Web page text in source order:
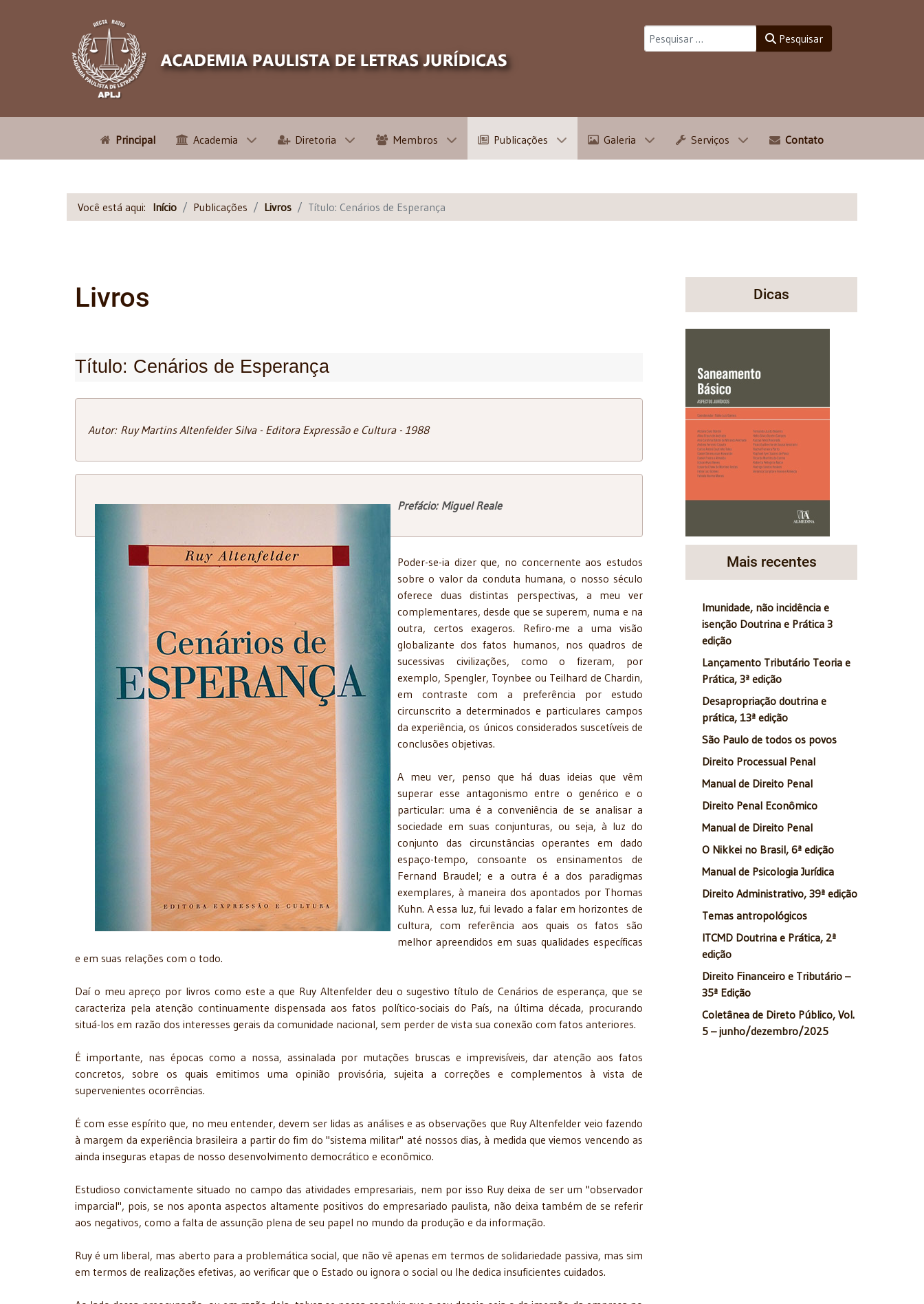
Pesquisar
Principal Academia Diretoria Membros Publicações Galeria Serviços Contato
Você está aqui: Início Publicações Livros Título: Cenários de Esperança
Livros
Título: Cenários de Esperança
Autor: Ruy Martins Altenfelder Silva - Editora Expressão e Cultura - 1988
Prefácio: Miguel Reale
Poder-se-ia dizer que, no concernente aos estudos
sobre o valor da conduta humana, o nosso século
oferece duas distintas perspectivas, a meu ver
complementares, desde que se superem, numa e na
outra, certos exageros. Refiro-me a uma visão
globalizante dos fatos humanos, nos quadros de
sucessivas civilizações, como o fizeram, por
exemplo, Spengler, Toynbee ou Teilhard de Chardin,
em contraste com a preferência por estudo
circunscrito a determinados e particulares campos
da experiência, os únicos considerados suscetíveis de
conclusões objetivas.
A meu ver, penso que há duas ideias que vêm
superar esse antagonismo entre o genérico e o
particular: uma é a conveniência de se analisar a
sociedade em suas conjunturas, ou seja, à luz do
conjunto das circunstâncias operantes em dado
espaço-tempo, consoante os ensinamentos de
Fernand Braudel; e a outra é a dos paradigmas
exemplares, à maneira dos apontados por Thomas
Kuhn. A essa luz, fui levado a falar em horizontes de
cultura, com referência aos quais os fatos são
melhor apreendidos em suas qualidades específicas
e em suas relações com o todo.
Daí o meu apreço por livros como este a que Ruy Altenfelder deu o sugestivo título de Cenários de esperança, que se
caracteriza pela atenção continuamente dispensada aos fatos político-sociais do País, na última década, procurando
situá-los em razão dos interesses gerais da comunida­de nacional, sem perder de vista sua conexão com fatos anteriores.
É importante, nas épocas como a nossa, assinalada por mutações bruscas e imprevisíveis, dar atenção aos fatos
concretos, sobre os quais emitimos uma opinião provisória, sujeita a correções e complementos à vista de
supervenientes ocorrências.
É com esse espírito que, no meu entender, devem ser lidas as análises e as observações que Ruy Altenfelder veio fazendo
à margem da experiência brasileira a partir do fim do "sistema militar" até nossos dias, à medida que viemos vencendo as
ainda inseguras etapas de nosso desenvolvimento democrático e econômico.
Estudioso convictamente situado no campo das atividades empresariais, nem por isso Ruy deixa de ser um "observador
imparcial", pois, se nos aponta aspectos altamente positivos do empresariado paulista, não deixa também de se referir
aos negativos, como a falta de assunção plena de seu papel no mundo da produção e da informação.
Ruy é um liberal, mas aberto para a problemática social, que não vê apenas em termos de solidariedade passiva, mas sim
em termos de reali­zações efetivas, ao verificar que o Estado ou ignora o social ou lhe dedica insuficientes cuidados.
Dicas
Mais recentes
Imunidade, não incidência e
isenção Doutrina e Prática 3
edição
Lançamento Tributário Teoria e
Prática, 3ª edição
Desapropriação doutrina e
prática, 13ª edição
São Paulo de todos os povos
Direito Processual Penal
Manual de Direito Penal
Direito Penal Econômico
Manual de Direito Penal
O Nikkei no Brasil, 6ª edição
Manual de Psicologia Jurídica
Direito Administrativo, 39ª edição
Temas antropológicos
ITCMD Doutrina e Prática, 2ª
edição
Direito Financeiro e Tributário –
35ª Edição
Coletânea de Direto Público, Vol.
5 – junho/dezembro/2025